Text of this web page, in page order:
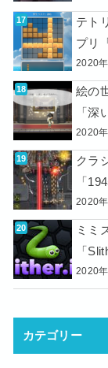
テト
プリ
2020
絵の
「深
2020
クラ
「
2020
ミミ
「
2020
カテゴリー